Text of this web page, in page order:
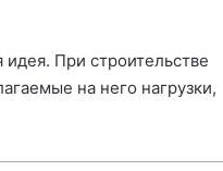
При строительстве
на него нагрузки,